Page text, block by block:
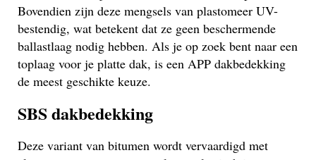
Bovendien zijn deze mengsels van plastomeer UV-
bestendig, wat betekent dat ze geen beschermende
ballastlaag nodig hebben. Als je op zoek bent naar een
toplaag voor je platte dak, is een APP dakbedekking
de meest geschikte keuze.
SBS dakbedekking
Deze variant van bitumen wordt vervaardigd met